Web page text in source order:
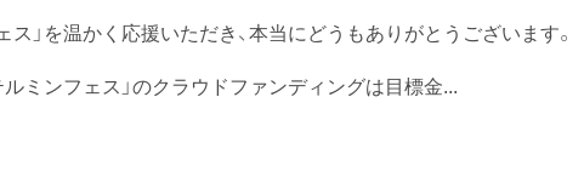
ス」を温かく応援いただき、本当にどうもありがとうございます。
ルミンフェス」のクラウドファンディングは目標金...